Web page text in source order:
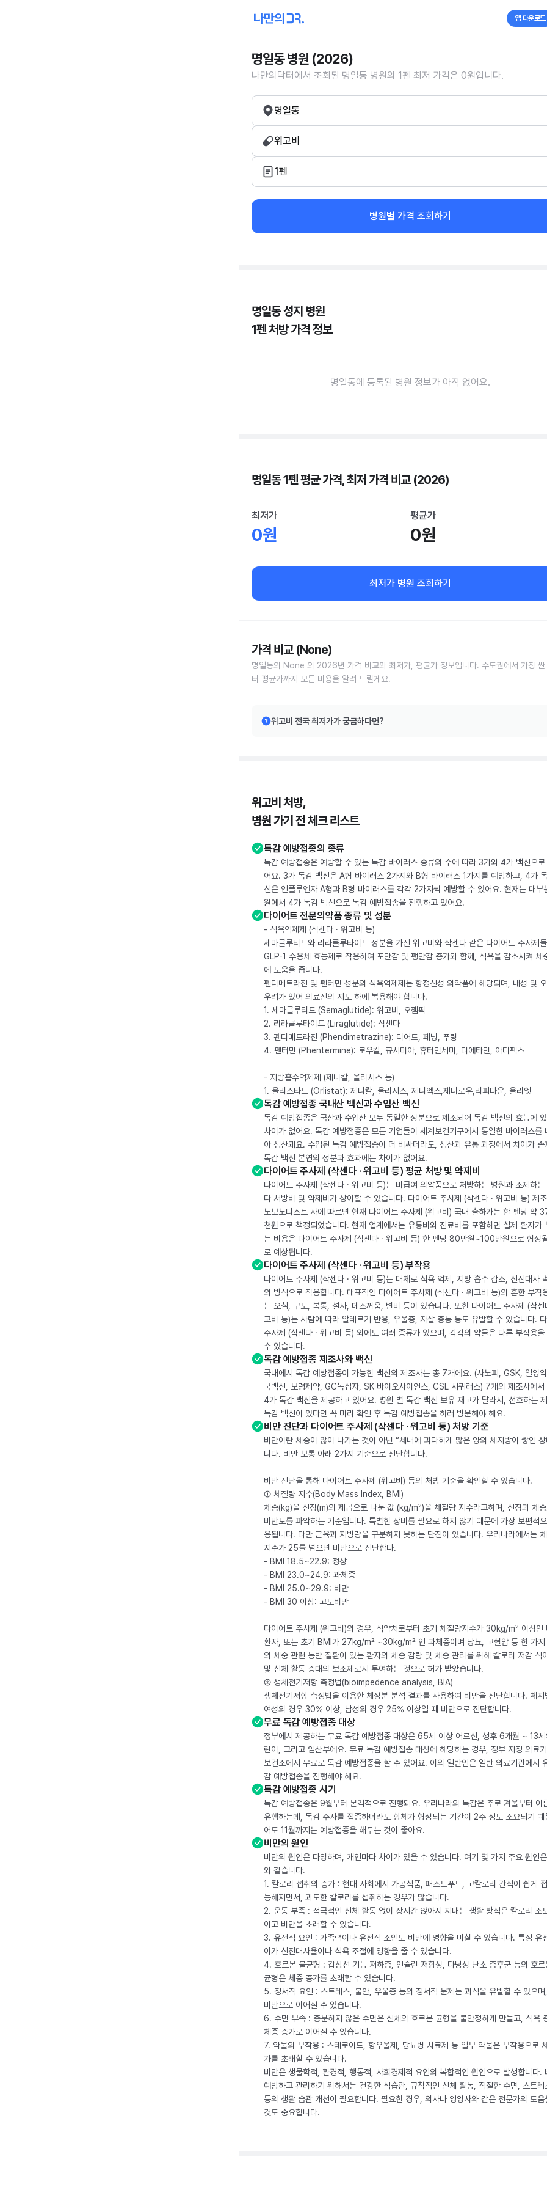
앱 다운로드
명일동 병원 (2026)
나만의닥터에서 조회된 명일동 병원의 1펜 최저 가격은 0원입니다.
명일동
위고비
1펜
병원별 가격 조회하기
명일동 성지 병원
1펜 처방 가격 정보
명일동에 등록된 병원 정보가 아직 없어요.
명일동 1펜 평균 가격, 최저 가격 비교 (2026)
최저가
0원
평균가
0원
최저가 병원 조회하기
가격 비교 (None)
명일동의 None 의 2026년 가격 비교와 최저가, 평균가 정보입니다. 수도권에서 가장 싼
터 평균가까지 모든 비용을 알려 드릴게요.
위고비 전국 최저가가 궁금하다면?
위고비 처방,
병원 가기 전 체크 리스트
독감 예방접종의 종류
독감 예방접종은 예방할 수 있는 독감 바이러스 종류의 수에 따라 3가와 4가 백신으로
어요. 3가 독감 백신은 A형 바이러스 2가지와 B형 바이러스 1가지를 예방하고, 4가
신은 인플루엔자 A형과 B형 바이러스를 각각 2가지씩 예방할 수 있어요. 현재는 대부
원에서 4가 독감 백신으로 독감 예방접종을 진행하고 있어요.
다이어트 전문의약품 종류 및 성분
- 식욕억제제 (삭센다 · 위고비 등)
세마글루티드와 리라클루타이드 성분을 가진 위고비와 삭센다 같은 다이어트 주사제
GLP-1 수용체 효능제로 작용하여 포만감 및 팽만감 증가와 함께, 식욕을 감소시켜 체
에 도움을 줍니다.
펜디메트라진 및 펜터민 성분의 식욕억제제는 향정신성 의약품에 해당되며, 내성 및
우려가 있어 의료진의 지도 하에 복용해야 합니다.
1. 세마글루티드 (Semaglutide): 위고비, 오젬픽
2. 리라클루타이드 (Liraglutide): 삭센다
3. 펜디메트라진 (Phendimetrazine): 디어트, 페닝, 푸링
4. 펜터민 (Phentermine): 로우칼, 큐시미아, 휴터민세미, 디에타민, 아디펙스
- 지방흡수억제제 (제니칼, 올리시스 등)
1. 올리스타트 (Orlistat): 제니칼, 올리시스, 제니엑스,제니로우,리피다운, 올리엣
독감 예방접종 국내산 백신과 수입산 백신
독감 예방접종은 국산과 수입산 모두 동일한 성분으로 제조되어 독감 백신의 효능에
차이가 없어요. 독감 예방접종은 모든 기업들이 세계보건기구에서 동일한 바이러스를
아 생산돼요. 수입된 독감 예방접종이 더 비싸더라도, 생산과 유통 과정에서 차이가 존
독감 백신 본연의 성분과 효과에는 차이가 없어요.
다이어트 주사제 (삭센다 · 위고비 등) 평균 처방 및 약제비
다이어트 주사제 (삭센다 · 위고비 등)는 비급여 의약품으로 처방하는 병원과 조제하는
다 처방비 및 약제비가 상이할 수 있습니다. 다이어트 주사제 (삭센다 · 위고비 등) 제
노보노디스트 사에 따르면 현재 다이어트 주사제 (위고비) 국내 출하가는 한 펜당 약
천원으로 책정되었습니다. 현재 업계에서는 유통비와 진료비를 포함하면 실제 환자가
는 비용은 다이어트 주사제 (삭센다 · 위고비 등) 한 펜당 80만원~100만원으로 형성
로 예상됩니다.
다이어트 주사제 (삭센다 · 위고비 등) 부작용
다이어트 주사제 (삭센다 · 위고비 등)는 대체로 식욕 억제, 지방 흡수 감소, 신진대사
의 방식으로 작용합니다. 대표적인 다이어트 주사제 (삭센다 · 위고비 등)의 흔한 부작
는 오심, 구토, 복통, 설사, 메스꺼움, 변비 등이 있습니다. 또한 다이어트 주사제 (삭센
고비 등)는 사람에 따라 알레르기 반응, 우울증, 자살 충동 등도 유발할 수 있습니다.
주사제 (삭센다 · 위고비 등) 외에도 여러 종류가 있으며, 각각의 약물은 다른 부작용을
수 있습니다.
독감 예방접종 제조사와 백신
국내에서 독감 예방접종이 가능한 백신의 제조사는 총 7개에요. (사노피, GSK, 일양
국백신, 보령제약, GC녹십자, SK 바이오사이언스, CSL 시퀴러스) 7개의 제조사에서
4가 독감 백신을 제공하고 있어요. 병원 별 독감 백신 보유 재고가 달라서, 선호하는
독감 백신이 있다면 꼭 미리 확인 후 독감 예방접종을 하러 방문해야 해요.
비만 진단과 다이어트 주사제 (삭센다 · 위고비 등) 처방 기준
비만이란 체중이 많이 나가는 것이 아닌 “체내에 과다하게 많은 양의 체지방이 쌓인
니다. 비만 보통 아래 2가지 기준으로 진단합니다.
비만 진단을 통해 다이어트 주사제 (위고비) 등의 처방 기준을 확인할 수 있습니다.
① 체질량 지수(Body Mass Index, BMI)
체중(kg)을 신장(m)의 제곱으로 나눈 값 (kg/m²)을 체질량 지수라고하며, 신장과 체
비만도를 파악하는 기준입니다. 특별한 장비를 필요로 하지 않기 때문에 가장 보편적
용됩니다. 다만 근육과 지방량을 구분하지 못하는 단점이 있습니다. 우리나라에서는
지수가 25를 넘으면 비만으로 진단합다.
- BMI 18.5~22.9: 정상
- BMI 23.0~24.9: 과체중
- BMI 25.0~29.9: 비만
- BMI 30 이상: 고도비만
다이어트 주사제 (위고비)의 경우, 식약처로부터 초기 체질량지수가 30kg/m² 이상인
환자, 또는 초기 BMI가 27kg/m² ~30kg/m² 인 과체중이며 당뇨, 고혈압 등 한 가지
의 체중 관련 동반 질환이 있는 환자의 체중 감량 및 체중 관리를 위해 칼로리 저감 식
및 신체 활동 증대의 보조제로서 투여하는 것으로 허가 받았습니다.
② 생체전기저항 측정법(bioimpedence analysis, BIA)
생체전기저항 측정법을 이용한 체성분 분석 결과를 사용하여 비만을 진단합니다. 체지
여성의 경우 30% 이상, 남성의 경우 25% 이상일 때 비만으로 진단합니다.
무료 독감 예방접종 대상
정부에서 제공하는 무료 독감 예방접종 대상은 65세 이상 어르신, 생후 6개월 ~ 13
린이, 그리고 임산부에요. 무료 독감 예방접종 대상에 해당하는 경우, 정부 지정 의료
보건소에서 무료로 독감 예방접종을 할 수 있어요. 이외 일반인은 일반 의료기관에서
감 예방접종을 진행해야 해요.
독감 예방접종 시기
독감 예방접종은 9월부터 본격적으로 진행돼요. 우리나라의 독감은 주로 겨울부터 이
유행하는데, 독감 주사를 접종하더라도 항체가 형성되는 기간이 2주 정도 소요되기 때
어도 11월까지는 예방접종을 해두는 것이 좋아요.
비만의 원인
비만의 원인은 다양하며, 개인마다 차이가 있을 수 있습니다. 여기 몇 가지 주요 원인
와 같습니다.
1. 칼로리 섭취의 증가 : 현대 사회에서 가공식품, 패스트푸드, 고칼로리 간식이 쉽게
능해지면서, 과도한 칼로리를 섭취하는 경우가 많습니다.
2. 운동 부족 : 적극적인 신체 활동 없이 장시간 앉아서 지내는 생활 방식은 칼로리 소
이고 비만을 초래할 수 있습니다.
3. 유전적 요인 : 가족력이나 유전적 소인도 비만에 영향을 미칠 수 있습니다. 특정 유
이가 신진대사율이나 식욕 조절에 영향을 줄 수 있습니다.
4. 호르몬 불균형 : 갑상선 기능 저하증, 인슐린 저항성, 다낭성 난소 증후군 등의 호르
균형은 체중 증가를 초래할 수 있습니다.
5. 정서적 요인 : 스트레스, 불안, 우울증 등의 정서적 문제는 과식을 유발할 수 있으
비만으로 이어질 수 있습니다.
6. 수면 부족 : 충분하지 않은 수면은 신체의 호르몬 균형을 불안정하게 만들고, 식욕
체중 증가로 이어질 수 있습니다.
7. 약물의 부작용 : 스테로이드, 항우울제, 당뇨병 치료제 등 일부 약물은 부작용으로
가를 초래할 수 있습니다.
비만은 생물학적, 환경적, 행동적, 사회경제적 요인의 복합적인 원인으로 발생합니다.
예방하고 관리하기 위해서는 건강한 식습관, 규칙적인 신체 활동, 적절한 수면, 스트레
등의 생활 습관 개선이 필요합니다. 필요한 경우, 의사나 영양사와 같은 전문가의 도움
것도 중요합니다.